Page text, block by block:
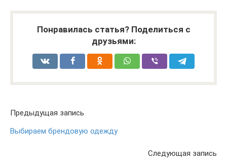
Понравилась статья? Поделиться с
друзьями:
Предыдущая запись
Выбираем брендовую одежду
Следующая запись